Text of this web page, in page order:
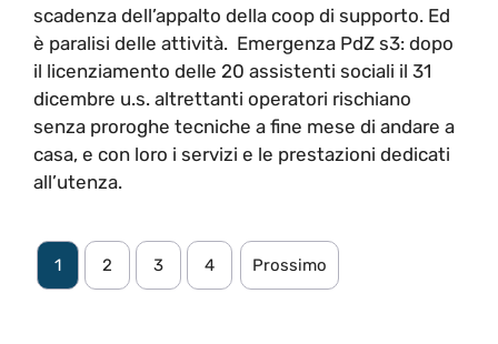
scadenza dell’appalto della coop di supporto. Ed
è paralisi delle attività. Emergenza PdZ s3: dopo
il licenziamento delle 20 assistenti sociali il 31
dicembre u.s. altrettanti operatori rischiano
senza proroghe tecniche a fine mese di andare a
casa, e con loro i servizi e le prestazioni dedicati
all’utenza.
1 2 3 4 Prossimo